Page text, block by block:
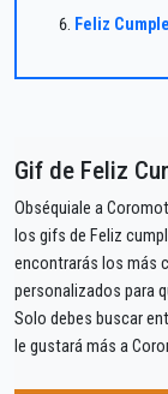
Feliz
Gif de Feliz
Obséquiale a
los gifs de Feliz
encontrarás los más
personalizados para
Solo debes buscar
le gustará más a